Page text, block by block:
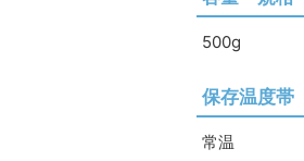
500g
保存温度帯
常温